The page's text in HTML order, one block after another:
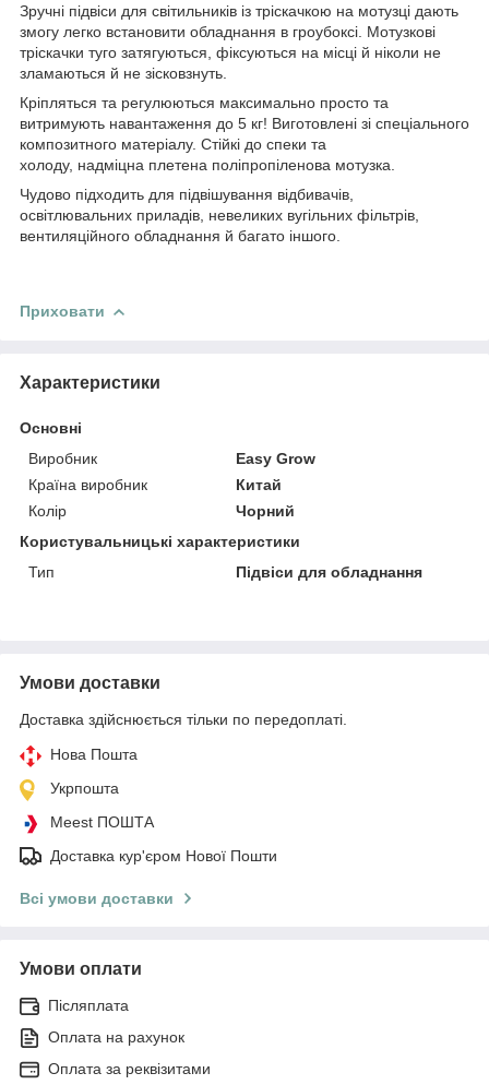
Зручні підвіси для світильників із тріскачкою на мотузці дають
змогу легко встановити обладнання в гроубоксі. Мотузкові
тріскачки туго затягуються, фіксуються на місці й ніколи не
зламаються й не зісковзнуть.
Кріпляться та регулюються максимально просто та
витримують навантаження до 5 кг! Виготовлені зі спеціального
композитного матеріалу. Стійкі до спеки та
холоду, надміцна плетена поліпропіленова мотузка.
Чудово підходить для підвішування відбивачів,
освітлювальних приладів, невеликих вугільних фільтрів,
вентиляційного обладнання й багато іншого.
Приховати
Характеристики
Основні
Виробник
Easy Grow
Країна виробник
Китай
Колір
Чорний
Користувальницькі характеристики
Тип
Підвіси для обладнання
Умови доставки
Доставка здійснюється тільки по передоплаті.
Нова Пошта
Укрпошта
Meest ПОШТА
Доставка кур'єром Нової Пошти
Всі умови доставки
Умови оплати
Післяплата
Оплата на рахунок
Оплата за реквізитами